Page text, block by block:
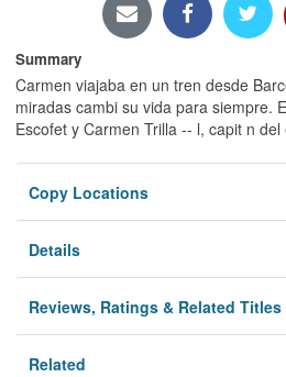
Summary
Carmen viajaba en un tren desde
miradas cambi su vida para siempre.
Escofet y Carmen Trilla -- l, capit n
Copy Locations
Details
Reviews, Ratings & Related Titles
Related